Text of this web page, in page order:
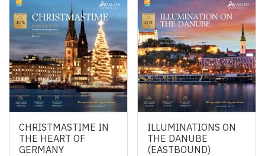
CHRISTMASTIME IN
THE HEART OF
GERMANY
ILLUMINATIONS ON
THE DANUBE
(EASTBOUND)